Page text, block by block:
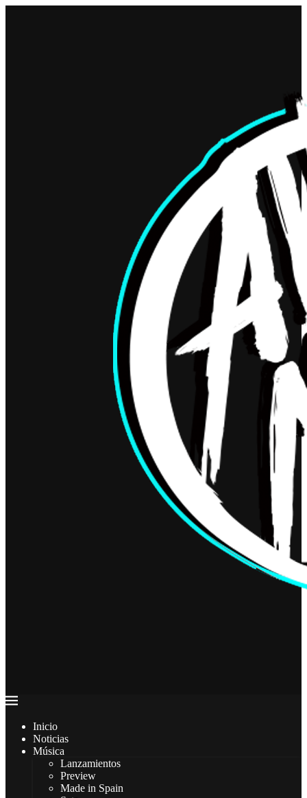
Inicio
Noticias
Música
Lanzamientos
Preview
Made in Spain